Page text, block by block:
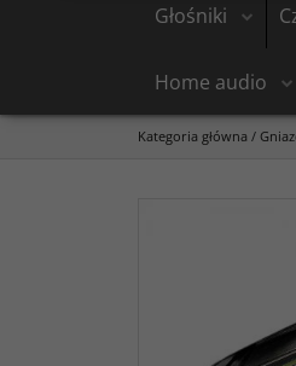
Głośniki
Home audio
Kategoria główna /